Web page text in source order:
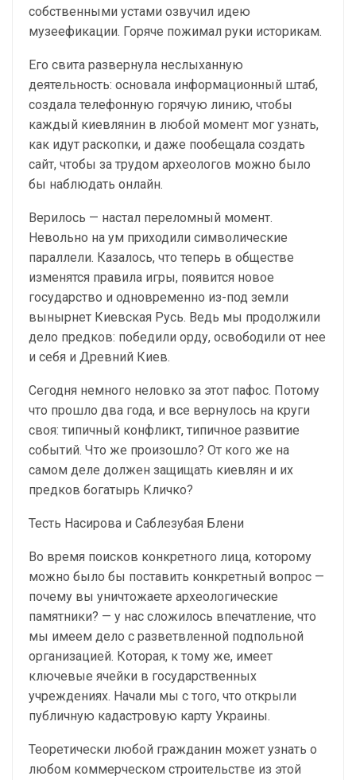
собственными устами озвучил идею
музеефикации. Горяче пожимал руки историкам.
Его свита развернула неслыханную
деятельность: основала информационный штаб,
создала телефонную горячую линию, чтобы
каждый киевлянин в любой момент мог узнать,
как идут раскопки, и даже пообещала создать
сайт, чтобы за трудом археологов можно было
бы наблюдать онлайн.
Верилось — настал переломный момент.
Невольно на ум приходили символические
параллели. Казалось, что теперь в обществе
изменятся правила игры, появится новое
государство и одновременно из-под земли
вынырнет Киевская Русь. Ведь мы продолжили
дело предков: победили орду, освободили от нее
и себя и Древний Киев.
Сегодня немного неловко за этот пафос. Потому
что прошло два года, и все вернулось на круги
своя: типичный конфликт, типичное развитие
событий. Что же произошло? От кого же на
самом деле должен защищать киевлян и их
предков богатырь Кличко?
Тесть Насирова и Саблезубая Блени
Во время поисков конкретного лица, которому
можно было бы поставить конкретный вопрос —
почему вы уничтожаете археологические
памятники? — у нас сложилось впечатление, что
мы имеем дело с разветвленной подпольной
организацией. Которая, к тому же, имеет
ключевые ячейки в государственных
учреждениях. Начали мы с того, что открыли
публичную кадастровую карту Украины.
Теоретически любой гражданин может узнать о
любом коммерческом строительстве из этой